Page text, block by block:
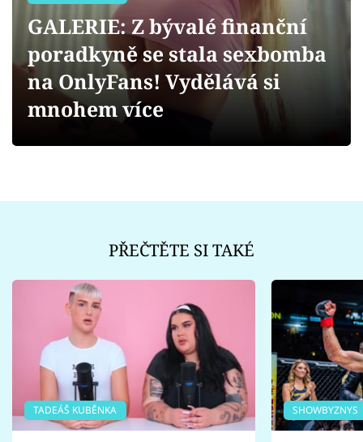
Sledujte prima+
GALERIE: Z bývalé finanční
poradkyně se stala sexbomba
na OnlyFans! Vydělává si
mnohem více
PŘEČTĚTE SI TAKÉ
TADEÁŠ KUBĚNKA SHOWBYZNYS